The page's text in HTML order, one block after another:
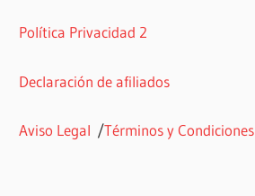
Política Privacidad 2
Declaración de afiliados
Aviso Legal /Términos y Condiciones